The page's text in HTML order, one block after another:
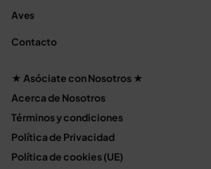
Aves
Contacto
★ Asóciate con Nosotros ★
Acerca de Nosotros
Términos y condiciones
Política de Privacidad
Política de cookies (UE)